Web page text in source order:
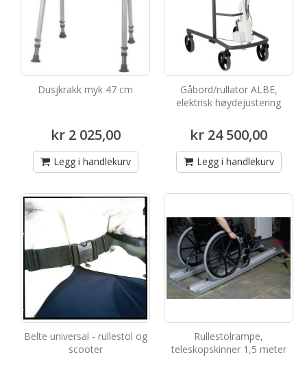
Dusjkrakk myk 47 cm
kr 2 025,00
Legg i handlekurv
Gåbord/rullator ALBE,
elektrisk høydejustering
kr 24 500,00
Legg i handlekurv
Belte universal - rullestol og
scooter
Rullestolrampe,
teleskopskinner 1,5 meter